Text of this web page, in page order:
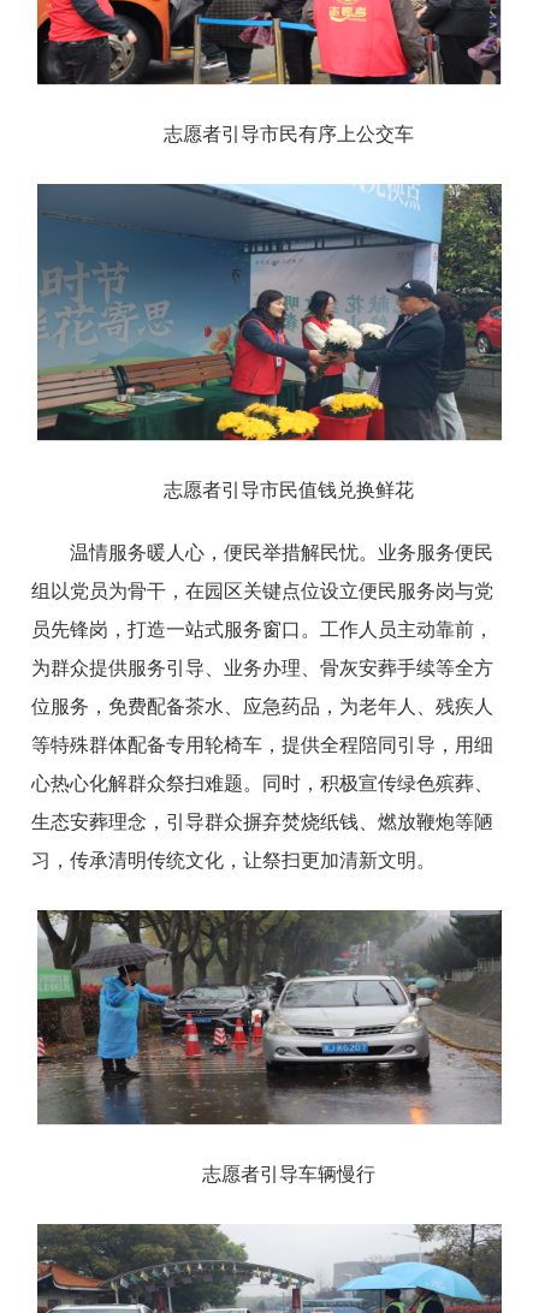
志愿者引导市民有序上公交车
志愿者引导市民值钱兑换鲜花
温情服务暖人心，便民举措解民忧。业务服务便民
组以党员为骨干，在园区关键点位设立便民服务岗与党
员先锋岗，打造一站式服务窗口。工作人员主动靠前，
为群众提供服务引导、业务办理、骨灰安葬手续等全方
位服务，免费配备茶水、应急药品，为老年人、残疾人
等特殊群体配备专用轮椅车，提供全程陪同引导，用细
心热心化解群众祭扫难题。同时，积极宣传绿色殡葬、
生态安葬理念，引导群众摒弃焚烧纸钱、燃放鞭炮等陋
习，传承清明传统文化，让祭扫更加清新文明。
志愿者引导车辆慢行